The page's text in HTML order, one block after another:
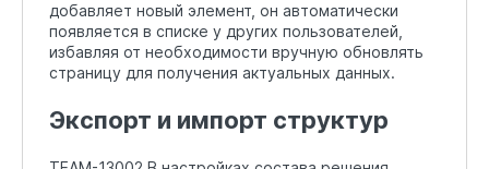
добавляет новый элемент, он автоматически
появляется в списке у других пользователей,
избавляя от необходимости вручную обновлять
страницу для получения актуальных данных.
Экспорт и импорт структур